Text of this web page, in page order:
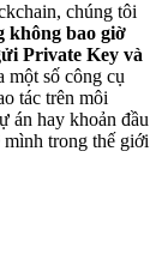
chúng tôi
không bao giờ
Private Key và
một số công cụ
tác trên môi
án hay khoản đầu
mình trong thế giới